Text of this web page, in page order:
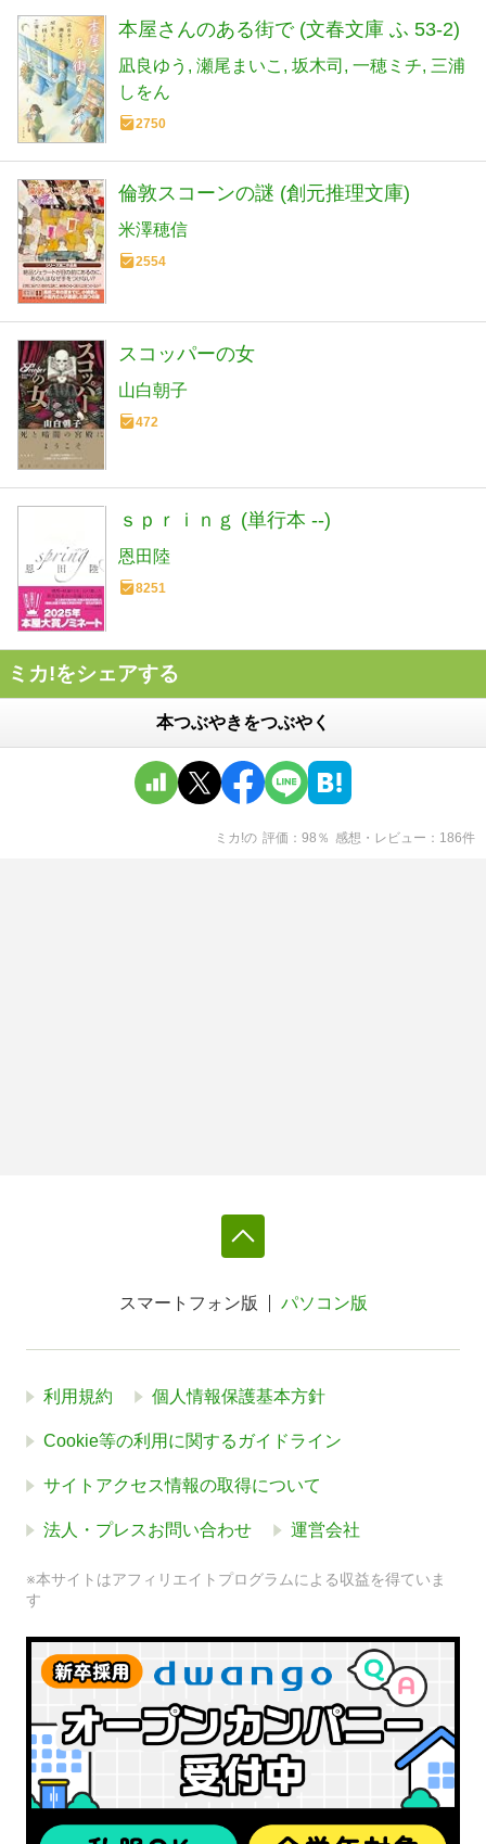
本屋さんのある街で (文春文庫 ふ 53-2)
凪良ゆう 瀬尾まいこ 坂木司 一穂ミチ 三浦
しをん
2750
倫敦スコーンの謎 (創元推理文庫)
米澤穂信
2554
スコッパーの女
山白朝子
472
ｓｐｒｉｎｇ (単行本 --)
恩田陸
8251
ミカ!をシェアする
本つぶやきをつぶやく
ミカ!の 評価 98 ％ 感想・レビュー 186件
スマートフォン版 パソコン版
利用規約 個人情報保護基本方針
Cookie等の利用に関するガイドライン
サイトアクセス情報の取得について
法人・プレスお問い合わせ 運営会社
※本サイトはアフィリエイトプログラムによる収益を得ていま
す